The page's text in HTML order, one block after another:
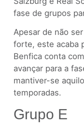
fase de grupos
Apesar de não
forte, este acaba
Benfica conta
avançar para a
mantiver-se
temporadas.
Grupo E